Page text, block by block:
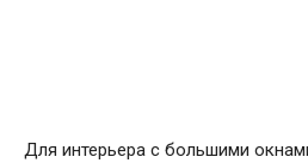
Для интерьера с большими